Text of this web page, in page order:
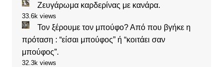
Ζευγάρωμα καρδερίνας με κανάρα.
33.6k views
Τον ξέρουμε τον μπούφο? Από που βγήκε η
πρόταση : “είσαι μπούφος” ή “κοιτάει σαν
μπούφος”.
32.3k views